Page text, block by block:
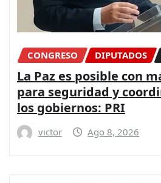
CONGRESO DIPUTADOS
La Paz es posible con
para seguridad y
los gobiernos: PRI
victor Ago 8, 2026